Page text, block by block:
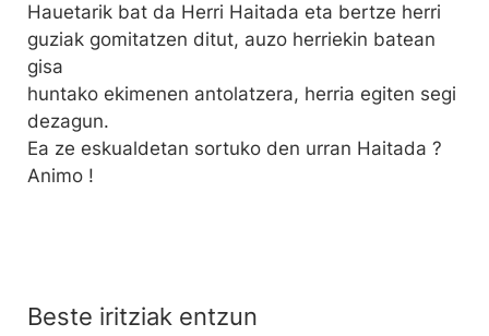
Hauetarik bat da Herri Haitada eta bertze herri
guziak gomitatzen ditut, auzo herriekin batean
gisa
huntako ekimenen antolatzera, herria egiten segi
dezagun.
Ea ze eskualdetan sortuko den urran Haitada ?
Animo !
Beste iritziak entzun